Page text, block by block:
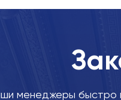
менеджеры быстро